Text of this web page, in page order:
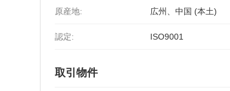
原産地: 広州、中国 (本土)
認定: ISO9001
取引物件